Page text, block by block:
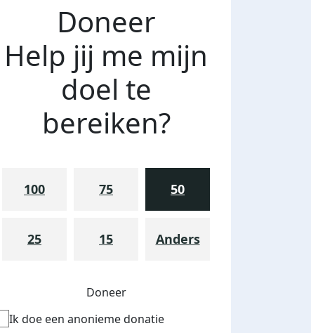
Doneer
Help jij me mijn
doel te
bereiken?
100 75 50
25 15 Anders
Doneer
Ik doe een anonieme donatie